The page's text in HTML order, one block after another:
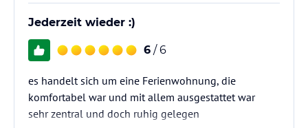
Jederzeit wieder :)
6 / 6
es handelt sich um eine Ferienwohnung, die
komfortabel war und mit allem ausgestattet war
sehr zentral und doch ruhig gelegen